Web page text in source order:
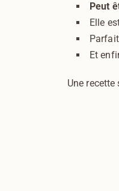
Peut
Elle
Et
Une